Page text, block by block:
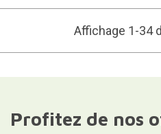
Affichage 1-34
Profitez de nos